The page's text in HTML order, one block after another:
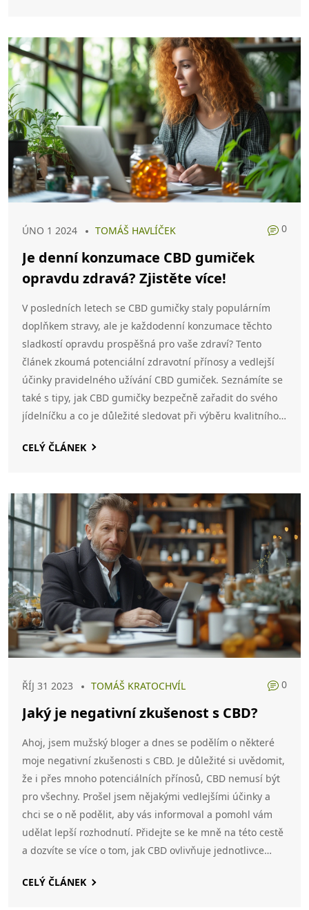
ÚNO 1 2024 TOMÁŠ HAVLÍČEK 0
Je denní konzumace CBD gumiček
opravdu zdravá? Zjistěte více!
V posledních letech se CBD gumičky staly populárním
doplňkem stravy, ale je každodenní konzumace těchto
sladkostí opravdu prospěšná pro vaše zdraví? Tento
článek zkoumá potenciální zdravotní přínosy a vedlejší
účinky pravidelného užívání CBD gumiček. Seznámíte se
také s tipy, jak CBD gumičky bezpečně zařadit do svého
jídelníčku a co je důležité sledovat při výběru kvalitního
CELÝ ČLÁNEK
ŘÍJ 31 2023 TOMÁŠ KRATOCHVÍL 0
Jaký je negativní zkušenost s CBD?
Ahoj, jsem mužský bloger a dnes se podělím o některé
moje negativní zkušenosti s CBD. Je důležité si uvědomit,
že i přes mnoho potenciálních přínosů, CBD nemusí být
pro všechny. Prošel jsem nějakými vedlejšími účinky a
chci se o ně podělit, aby vás informoval a pomohl vám
udělat lepší rozhodnutí. Přidejte se ke mně na této cestě
a dozvíte se více o tom, jak CBD ovlivňuje jednotlivce
CELÝ ČLÁNEK